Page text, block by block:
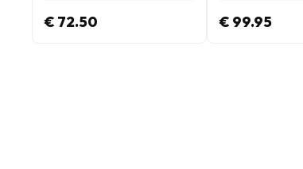
€ 72.50 € 99.95